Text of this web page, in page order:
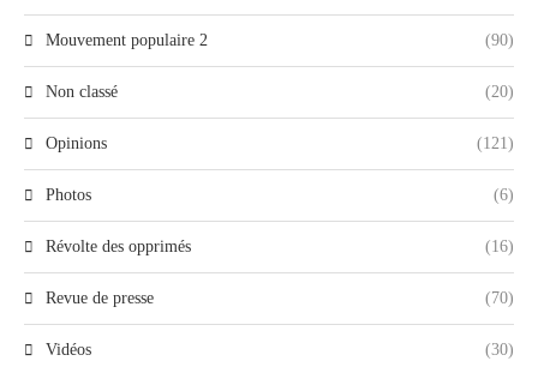
Mouvement populaire 2 (90)
Non classé (20)
Opinions (121)
Photos (6)
Révolte des opprimés (16)
Revue de presse (70)
Vidéos (30)